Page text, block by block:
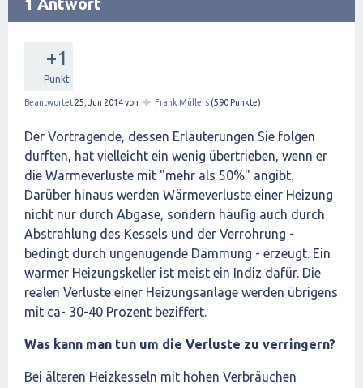
+1
Punkt
Beantwortet 25, Jun 2014von ✦ Frank Müllers (590 Punkte)
Der Vortragende, dessen Erläuterungen Sie folgen
durften, hat vielleicht ein wenig übertrieben, wenn er
die Wärmeverluste mit "mehr als 50%" angibt.
Darüber hinaus werden Wärmeverluste einer Heizung
nicht nur durch Abgase, sondern häufig auch durch
Abstrahlung des Kessels und der Verrohrung -
bedingt durch ungenügende Dämmung - erzeugt. Ein
warmer Heizungskeller ist meist ein Indiz dafür. Die
realen Verluste einer Heizungsanlage werden übrigens
mit ca- 30-40 Prozent beziffert.
Was kann man tun um die Verluste zu verringern?
Bei älteren Heizkesseln mit hohen Verbräuchen